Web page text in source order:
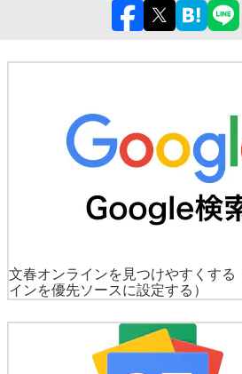
文春オンラインを見つけやすくする
インを優先ソースに設定する）